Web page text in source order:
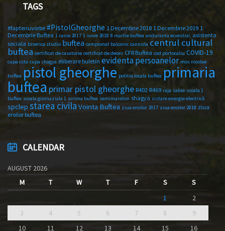
TAGS
#faptenuvorbe #PistolGheorghe 1 Decembrie 2018 1 Decembrie 2019 1
Decembrie Buftea 1 iunie 2017 1 iunie 2018 8 martie buftea anduranta ecvestra\ asistenta
sociala biserica studio buftea campionat balcanic canicula centrul cultural
buftea certificat de casatorie certificat de deces CFR Buftea cod portocaliu COVID-19
cupa csta cupa shagya eliberare buletin evidenta persoanelor mos nicolae
buftea pistol gheorghe politia locala buftea primaria
buftea primar pistol gheorghe R402 R469 raja sabie scoala 1
buftea scoala gimnaziala 1 scrima buftea semimaraton shagya sistare energie electrică
spclep starea civila Vointa Buftea ziua eroilor 2017 ziua eroilor 2018 ziua
eroilor buftea
CALENDAR
AUGUST 2026
M
T W T F S
S
1
2
3
4 5 6 7 8
9
10
11 12 13 14 15 16